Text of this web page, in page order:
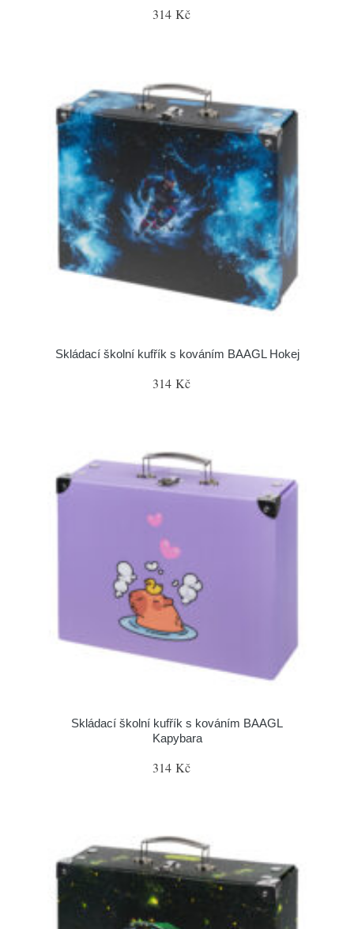
314 Kč
Skládací školní kufřík s kováním BAAGL Hokej
314 Kč
Skládací školní kufřík s kováním BAAGL
Kapybara
314 Kč